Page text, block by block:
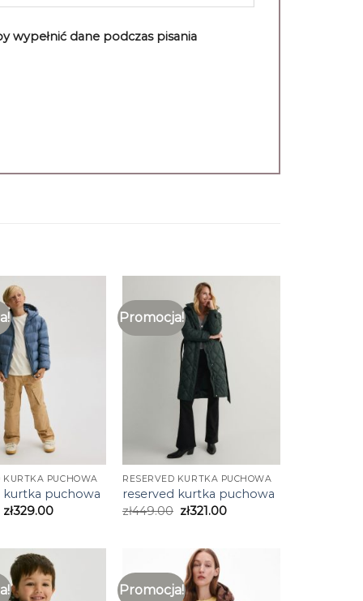
wypełnić dane podczas pisania
KURTKA PUCHOWA
kurtka puchowa
zł329.00
Promocja!
RESERVED KURTKA PUCHOWA
reserved kurtka puchowa
zł449.00 zł321.00
Promocja!